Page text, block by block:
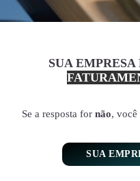
SUA
Se a resposta for não, você
SUA